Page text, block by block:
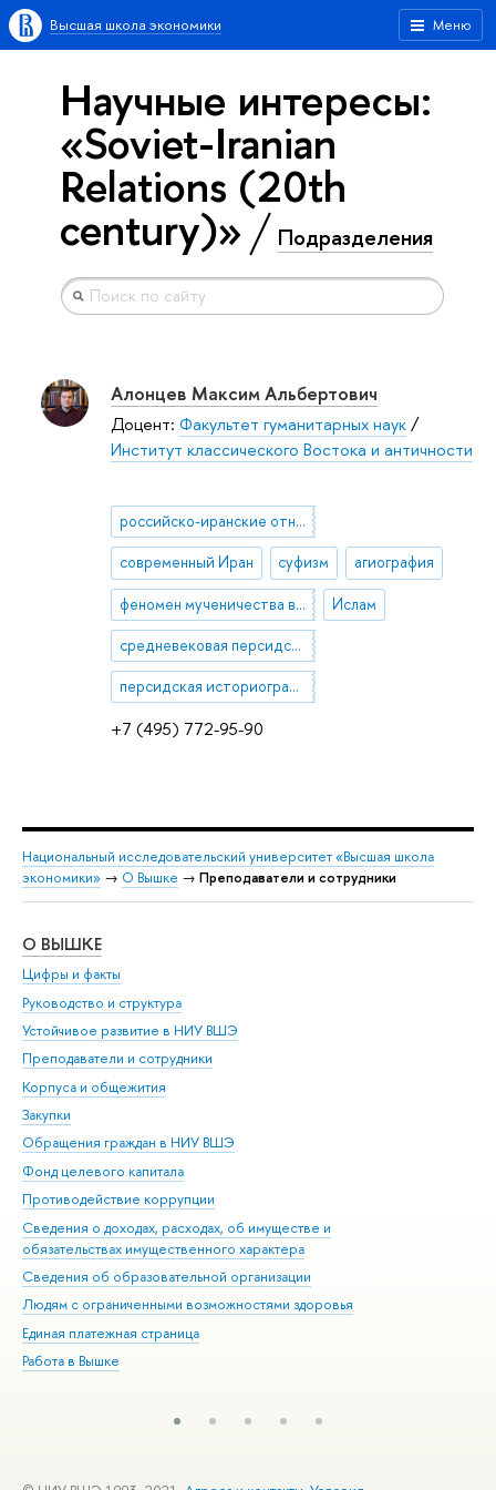
Меню
Высшая школа экономики
Научные интересы:
«Soviet-Iranian
Relations (20th
century)» Подразделения
+7 (495) 772-95-90
Алонцев Максим Альбертович
Доцент: Факультет гуманитарных наук/
Институт классического Востока и античности
российско-иранские отношения (история и современность)
современный Иран суфизм агиография
феномен мученичества в шиизме Ислам
средневековая персидская литература
персидская историография
Национальный исследовательский университет «Высшая школа
экономики» → О Вышке → Преподаватели и сотрудники
О ВЫШКЕ
Цифры и факты
Руководство и структура
Устойчивое развитие в НИУ ВШЭ
Преподаватели и сотрудники
Корпуса и общежития
Закупки
Обращения граждан в НИУ ВШЭ
Фонд целевого капитала
Противодействие коррупции
Сведения о доходах, расходах, об имуществе и
обязательствах имущественного характера
Сведения об образовательной организации
Людям с ограниченными возможностями здоровья
Единая платежная страница
Работа в Вышке